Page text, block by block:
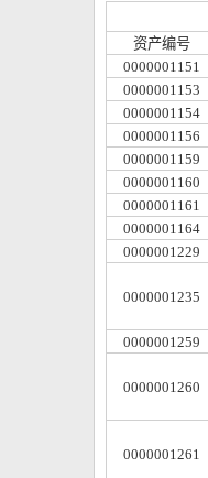
资产编号
0000001151
0000001153
0000001154
0000001156
0000001159
0000001160
0000001161
0000001164
0000001229
0000001235
0000001259
0000001260
0000001261